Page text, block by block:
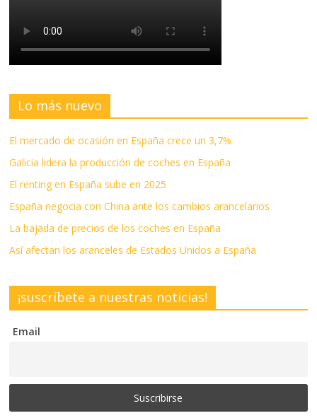
Lo más nuevo
El mercado de ocasión en España crece un 3,7%
Galicia lidera la producción de coches en España
El renting en España sube en 2025
España negocia con China ante los cambios arancelarios
La bajada de precios de los coches en España
Así afectan los aranceles de Estados Unidos a España
¡suscríbete a nuestras noticias!
Email